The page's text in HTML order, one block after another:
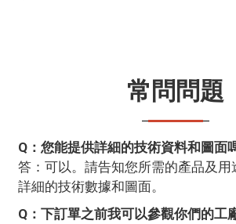
常問問題
Q：您能提供詳細的技術資料和圖面
答：可以。請告知您所需的產品及用
詳細的技術數據和圖面。
Q：下訂單之前我可以參觀你們的工